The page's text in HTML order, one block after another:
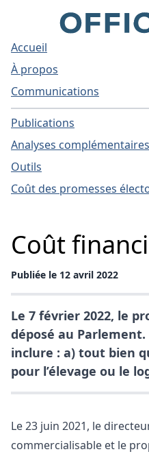
Accueil
À propos
Communications
Publications
Analyses complémentaires
Outils
Coût des promesses
Coût
Publiée le 12 avril 2022
Le 7 février 2022, le
déposé au
inclure : a) tout bien
pour l’élevage ou le
Le 23 juin 2021, le
commercialisable et le